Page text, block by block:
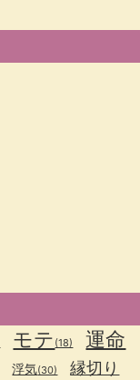
モテ (18)
運命
浮気(30) 縁切り